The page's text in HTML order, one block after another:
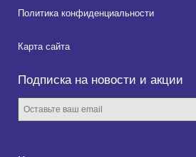
Политика конфиденциальности
Карта сайта
Подписка на новости и акции